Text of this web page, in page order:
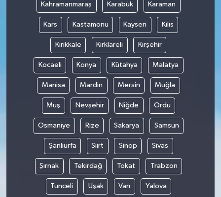
Kahramanmaraş Karabük Karaman
Kars Kastamonu Kayseri Kilis
Kırıkkale Kırklareli Kırşehir
Kocaeli Konya Kütahya Malatya
Manisa Mardin Mersin Muğla
Muş Nevşehir Niğde Ordu
Osmaniye Rize Sakarya Samsun
Şanlıurfa Siirt Sinop Sivas
Şırnak Tekirdağ Tokat Trabzon
Tunceli Uşak Van Yalova